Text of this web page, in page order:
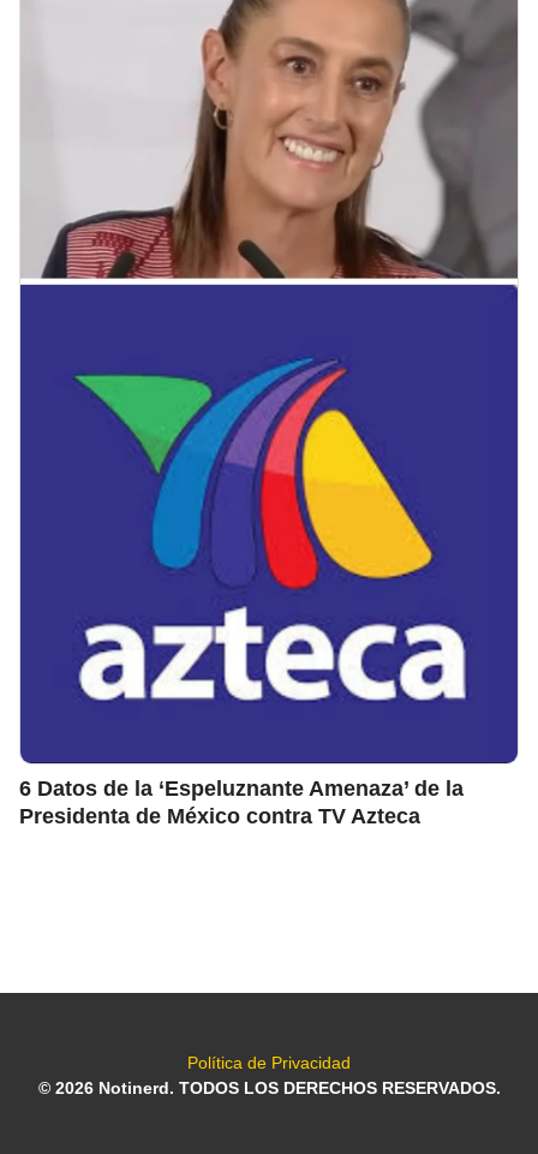
6 Datos de la ‘Espeluznante Amenaza’ de la
Presidenta de México contra TV Azteca
Política de Privacidad
© 2026 Notinerd. TODOS LOS DERECHOS RESERVADOS.